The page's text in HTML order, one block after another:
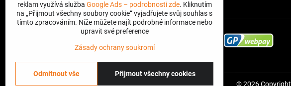
©2026Copyright
reklam využívá služba Google Ads – podrobnosti zde. Kliknutím
na „Přijmout všechny soubory cookie“ vyjadřujete svůj souhlas s
tímto zpracováním. Níže můžete najít podrobné informace nebo
upravit své preference
Zásady ochrany soukromí
Přijmout všechny cookies
Odmítnout vše